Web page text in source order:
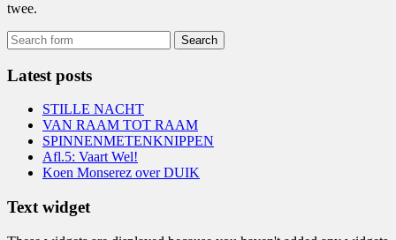
twee.
Latest posts
STILLE NACHT
VAN RAAM TOT RAAM
SPINNENMETENKNIPPEN
Afl.5: Vaart Wel!
Koen Monserez over DUIK
Text widget